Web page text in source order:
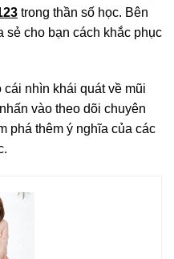
trong thần số học. Bên
sẻ cho bạn cách khắc phục
cái nhìn khái quát về mũi
vào theo dõi chuyên
phá thêm ý nghĩa của các